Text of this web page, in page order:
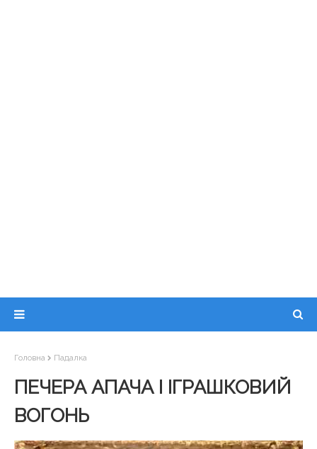
Головна Падалка
ПЕЧЕРА АПАЧА І ІГРАШКОВИЙ
ВОГОНЬ